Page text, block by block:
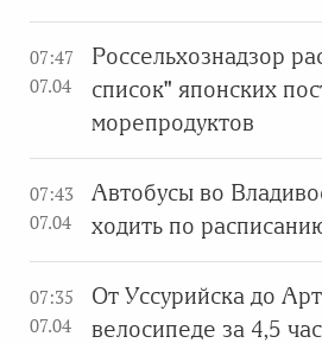
07:47
07.04
Россельхознадзор
список" японских
морепродуктов
07:43
07.04
Автобусы во
ходить по
07:35
07.04
От Уссурийска до
велосипеде за 4,5